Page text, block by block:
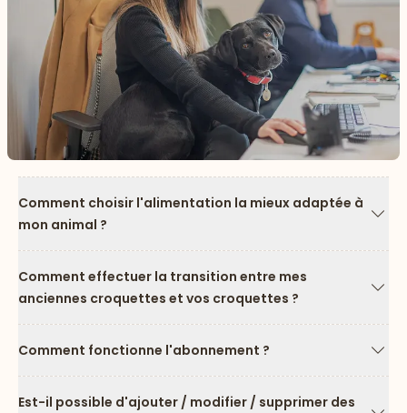
Comment choisir l'alimentation la mieux adaptée à
mon animal ?
Comment effectuer la transition entre mes
anciennes croquettes et vos croquettes ?
Comment fonctionne l'abonnement ?
Est-il possible d'ajouter / modifier / supprimer des